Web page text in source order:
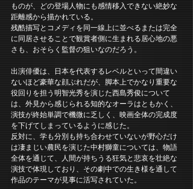
ものが、どの登場人物にも感情移入できない絶妙な
距離感から描かれている。
残酷描写とコメディを同一線上に並べるまたは完全
に同居させることで観賞者側に生まれる居心地の悪
さも、おそらく監督の狙いなのだろう。
出演俳優は、日本を代表するレベルといって間違い
ないほど豪華な顔ぶれだが、脚本上でかなり重要な
役回りを担う明智光秀を演じた西島秀俊について
は、外見から感じられる知的なオーラはともかく、
演技が終始単調で機微に乏しく、映画全体の完成度
を下げてしまっているように感じた。
反対に、学も分別も持ち合わせていないが野心だけ
は凄まじい農民を演じた中村獅童については、物語
全体を通じて、人間が持ちうる狂気と悲哀を壮絶な
演技で体現しており、その劇中での生き様を通して
作品のテーマが見事に活写されていた。